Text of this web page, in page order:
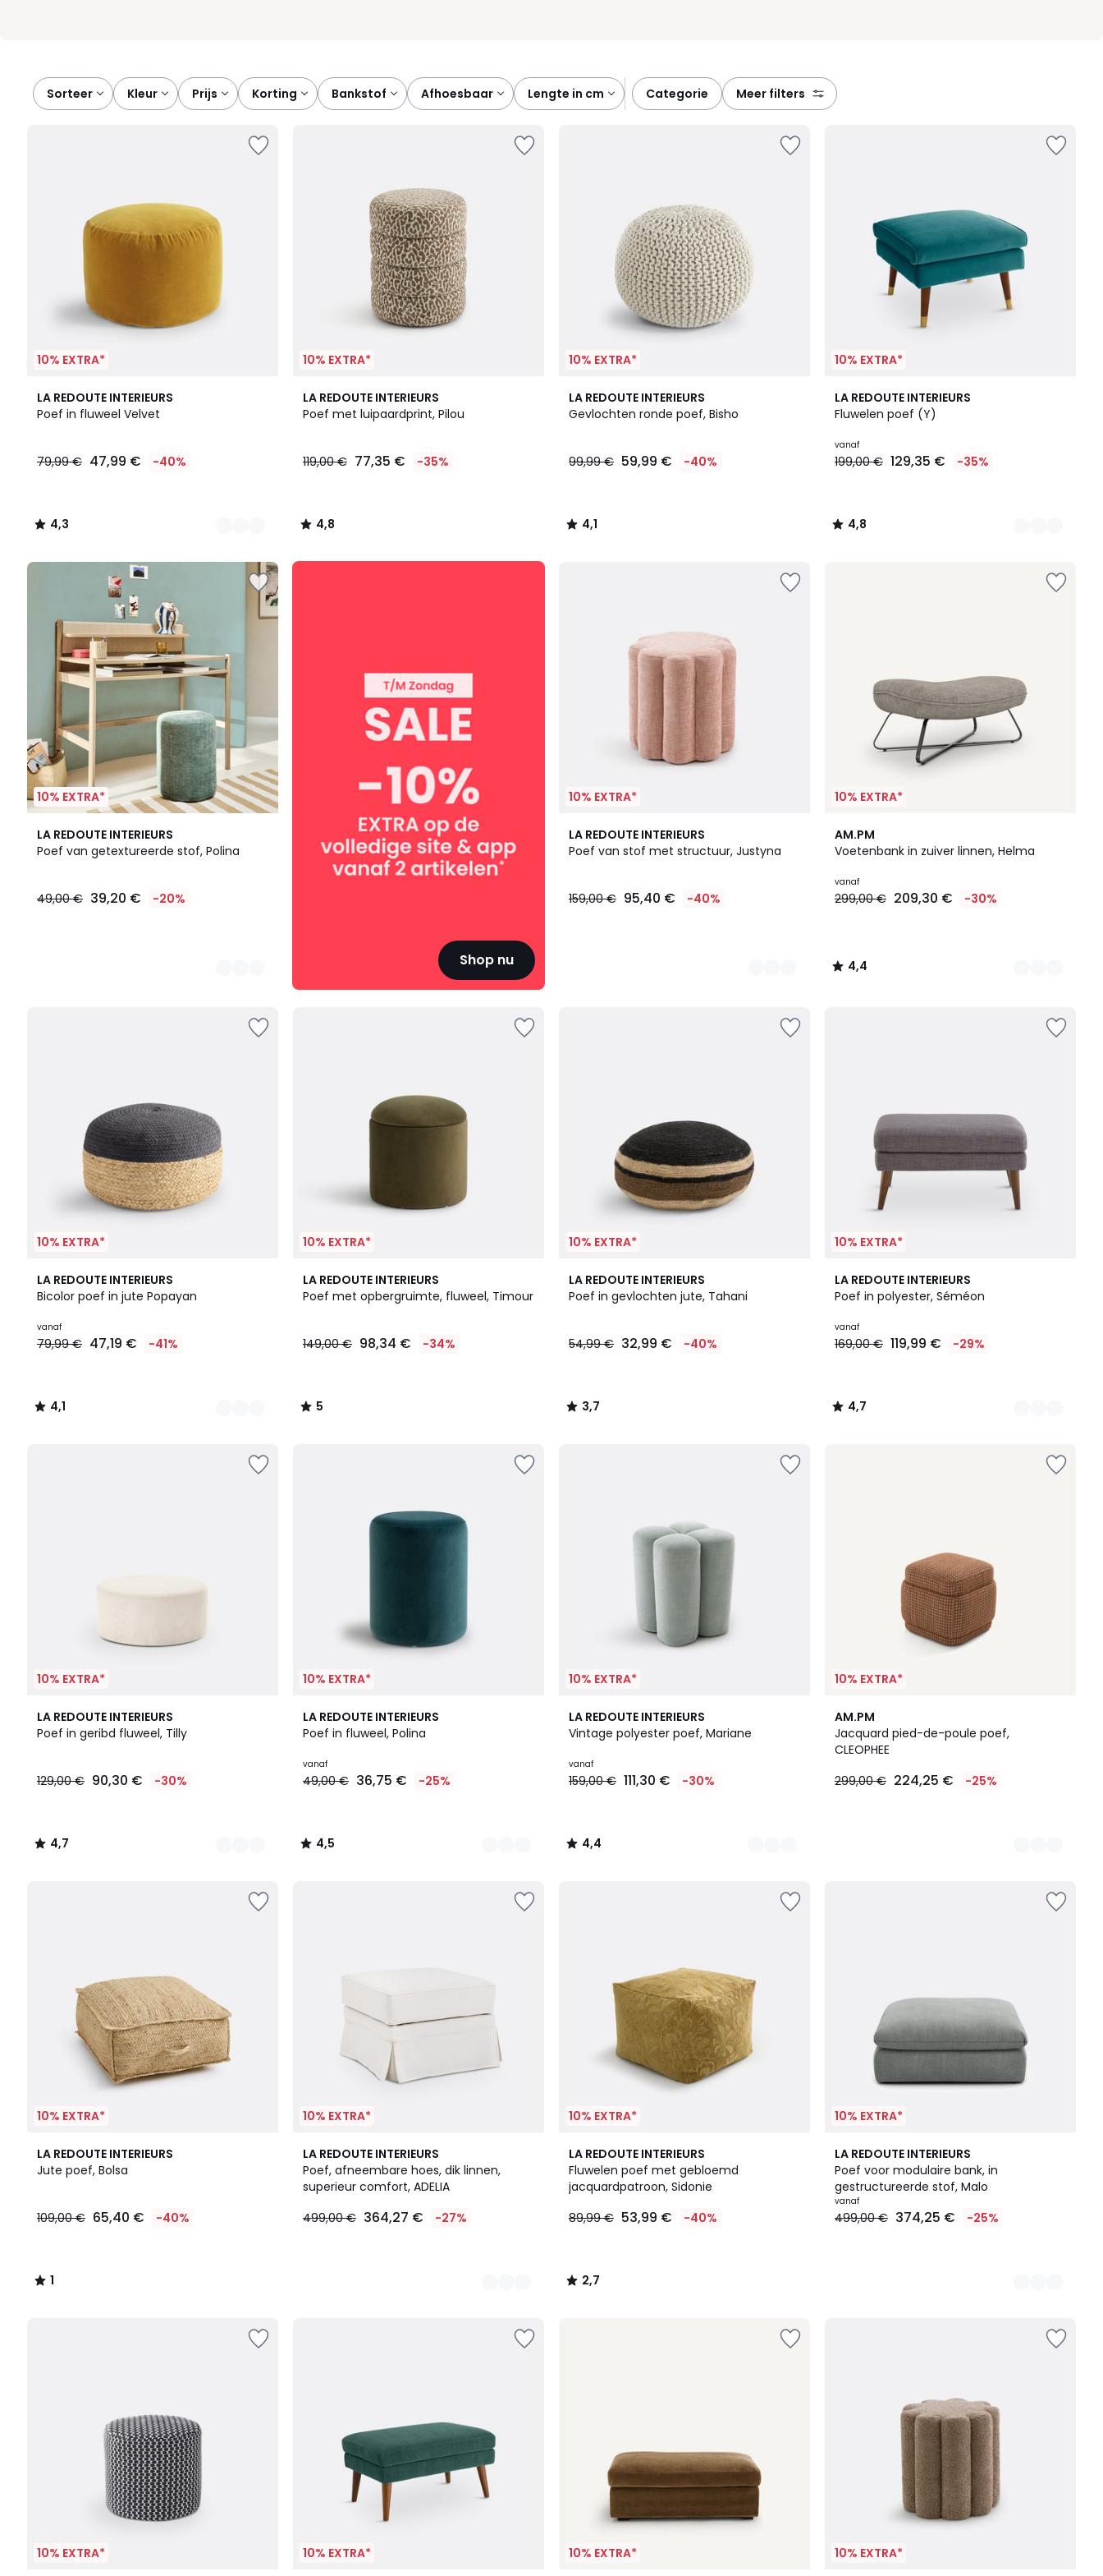
Sorteer kleur prijs korting bankstof afhoesbaar lengte in cm categorie meer filters
10% EXTRA*
LA REDOUTE INTERIEURS
Poef in fluweel Velvet
€
79,99
40%
79,99 € 47,99 € -40%
4,3
/ 5
7
Kleuren
4,3
/
10% EXTRA*
LA REDOUTE INTERIEURS
Poef met luipaardprint, Pilou
119,00 € 77,35 € -35%
4,8
/ 5
4,8
/
10% EXTRA*
LA REDOUTE INTERIEURS
Gevlochten ronde poef, Bisho
99,99 € 59,99 € -40%
4,1
/ 5
4,1
/
10% EXTRA*
LA REDOUTE INTERIEURS
Fluwelen poef (Y)
vanaf
199,00 € 129,35 € -35%
4,8
/ 5
6
Kleuren
4,8
/
10% EXTRA*
LA REDOUTE INTERIEURS
Poef van getextureerde stof, Polina
49,00 € 39,20 € -20%
2
Kleuren
Shop nu
SALE
10% EXTRA*
LA REDOUTE INTERIEURS
Poef van stof met structuur, Justyna
159,00 € 95,40 € -40%
2
Kleuren
10% EXTRA*
AM.PM
Voetenbank in zuiver linnen, Helma
vanaf
299,00 € 209,30 € -30%
4,4
/ 5
2
Kleuren
4,4
/
10% EXTRA*
LA REDOUTE INTERIEURS
Bicolor poef in jute Popayan
vanaf
79,99 € 47,19 € -41%
4,1
/ 5
3
Kleuren
4,1
/
10% EXTRA*
LA REDOUTE INTERIEURS
Poef met opbergruimte, fluweel, Timour
149,00 € 98,34 € -34%
5
/
5
/
10% EXTRA*
LA REDOUTE INTERIEURS
Poef in gevlochten jute, Tahani
54,99 € 32,99 € -40%
3,7
/ 5
3,7
/
10% EXTRA*
LA REDOUTE INTERIEURS
Poef in polyester, Séméon
vanaf
169,00 € 119,99 € -29%
4,7
/ 5
5
Kleuren
4,7
/
10% EXTRA*
LA REDOUTE INTERIEURS
Poef in geribd fluweel, Tilly
129,00 € 90,30 € -30%
4,7
/ 5
3
Kleuren
4,7
/
10% EXTRA*
LA REDOUTE INTERIEURS
Poef in fluweel, Polina
vanaf
49,00 € 36,75 € -25%
4,5
/ 5
3
Kleuren
4,5
/
10% EXTRA*
LA REDOUTE INTERIEURS
Vintage polyester poef, Mariane
vanaf
159,00 € 111,30 € -30%
4,4
/ 5
3
Kleuren
4,4
/
10% EXTRA*
AM.PM
Jacquard pied-de-poule poef,
CLEOPHEE
299,00 € 224,25 € -25%
2
Kleuren
10% EXTRA*
LA REDOUTE INTERIEURS
Jute poef, Bolsa
109,00 € 65,40 € -40%
1
/
1
/
10% EXTRA*
LA REDOUTE INTERIEURS
Poef, afneembare hoes, dik linnen,
superieur comfort, ADELIA
499,00 € 364,27 € -27%
2
Kleuren
10% EXTRA*
LA REDOUTE INTERIEURS
Fluwelen poef met gebloemd
jacquardpatroon, Sidonie
89,99 € 53,99 € -40%
2,7
/ 5
2,7
/
10% EXTRA*
LA REDOUTE INTERIEURS
Poef voor modulaire bank, in
gestructureerde stof, Malo
vanaf
499,00 € 374,25 € -25%
5
Kleuren
10% EXTRA* 10% EXTRA* 10% EXTRA* 10% EXTRA*